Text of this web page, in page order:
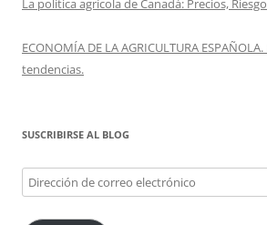
La política agrícola de Canadá: Precios,
ECONOMÍA DE LA AGRICULTURA
tendencias.
SUSCRIBIRSE AL BLOG
Dirección
de
correo